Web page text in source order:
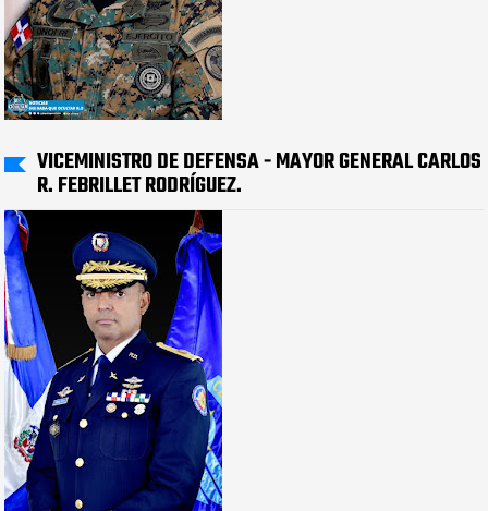
VICEMINISTRO DE DEFENSA - MAYOR GENERAL CARLOS
R. FEBRILLET RODRÍGUEZ.